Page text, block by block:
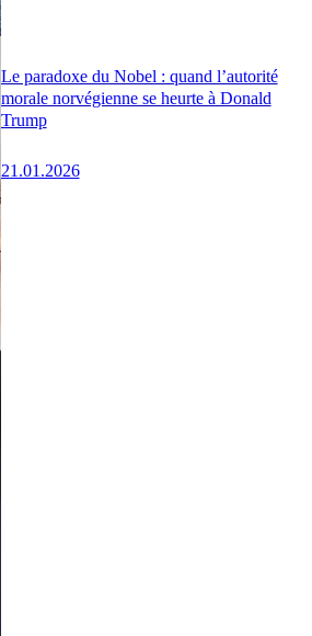
Le paradoxe du Nobel : quand l’autorité
morale norvégienne se heurte à Donald
Trump
21.01.2026